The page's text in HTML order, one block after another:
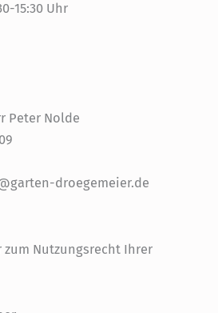
15:30 Uhr
Peter Nolde
droegemeier.de
zum Nutzungsrecht Ihrer